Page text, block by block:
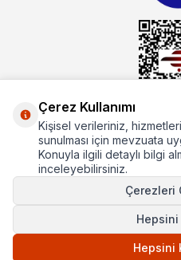
Hakkımızda
Hızlı Erişim
Popüler Kategoriler
Çerez Kullanımı
Kişisel verileriniz,
sunulması için mevzuata
Konuyla ilgili detaylı bilgi
inceleyebilirsiniz.
Çerezleri
Hepsini
Hepsini